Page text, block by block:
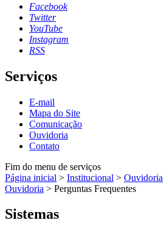
Facebook
Twitter
YouTube
Instagram
RSS
Serviços
E-mail
Mapa do Site
Comunicação
Ouvidoria
Contato
Fim do menu de serviços
Página inicial > Institucional > Ouvidoria
Ouvidoria > Perguntas Frequentes
Sistemas